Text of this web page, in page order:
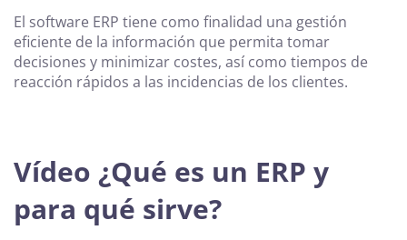
El software ERP tiene como finalidad una gestión
eficiente de la información que permita tomar
decisiones y minimizar costes, así como tiempos de
reacción rápidos a las incidencias de los clientes.
Vídeo ¿Qué es un ERP y
para qué sirve?